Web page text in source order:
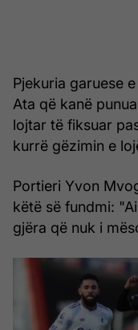
Pjekuria garuese
Ata që kanë
lojtar të fiksuar
kurrë gëzimin e
Portieri Yvon
këtë së fundmi:
gjëra që nuk i